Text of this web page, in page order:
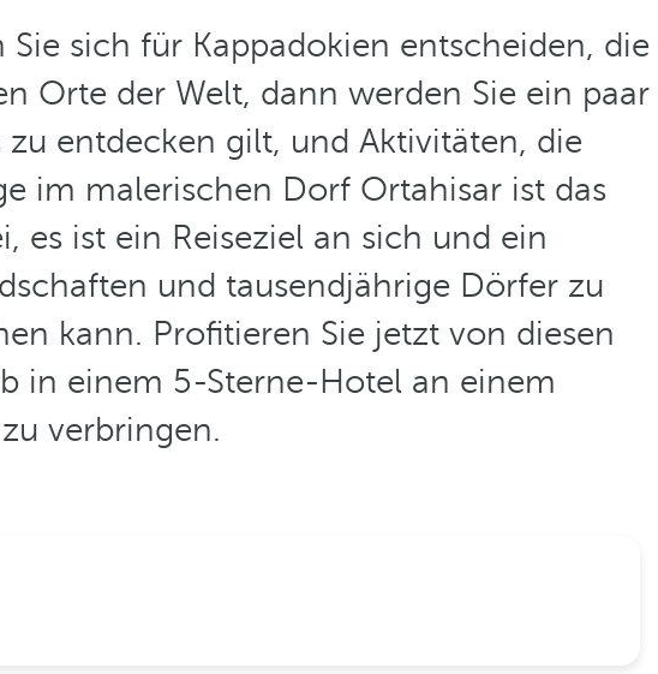
sich für Kappadokien entscheiden, die
Orte der Welt, dann werden Sie ein paar
entdecken gilt, und Aktivitäten, die
im malerischen Dorf Ortahisar ist das
es ist ein Reiseziel an sich und ein
und tausendjährige Dörfer zu
kann. Profitieren Sie jetzt von diesen
in einem 5-Sterne-Hotel an einem
verbringen.